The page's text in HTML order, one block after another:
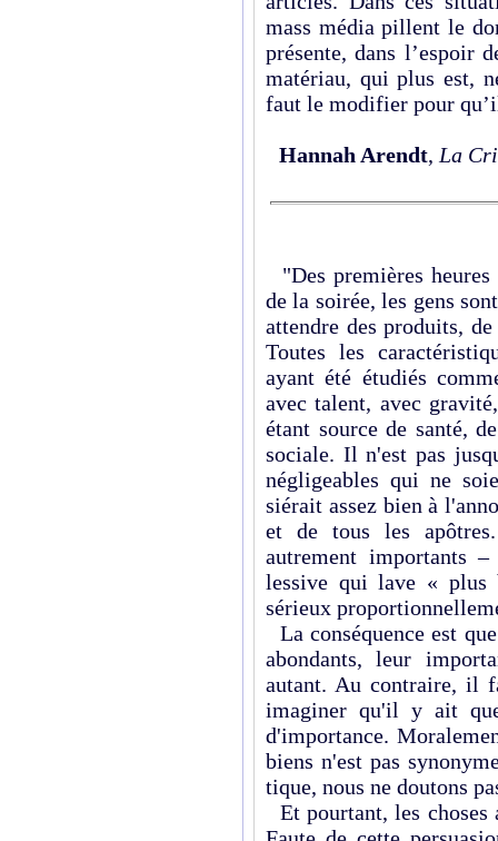
mass média pillent le
présente, dans l’espoir
matériau, qui plus est,
faut le modifier pour
Hannah Arendt, La
"Des premières
de la soirée, les gens
attendre des produits,
Toutes les
ayant été étudiés
avec talent, avec
étant source de santé,
sociale. Il n'est pas
négligeables qui ne
siérait assez bien à
et de tous les
autrement importants
lessive qui lave «
sérieux
La conséquence est
abondants, leur
autant. Au contraire, il
imaginer qu'il y ait
d'importance.
biens n'est pas
tique, nous ne doutons
Et pourtant, les choses